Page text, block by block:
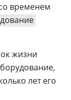
временем
жизни
лет его